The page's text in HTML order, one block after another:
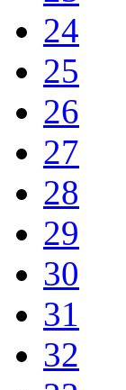
24
25
26
27
28
29
30
31
32